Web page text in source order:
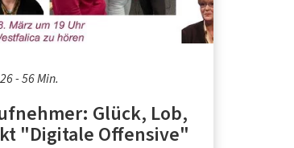
- 56 Min.
Glück, Lob,
"Digitale Offensive"